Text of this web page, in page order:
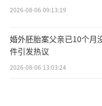
2026-08-06 09:13:19
婚外胚胎案父亲已10个月
件引发热议
2026-08-06 13:03:24